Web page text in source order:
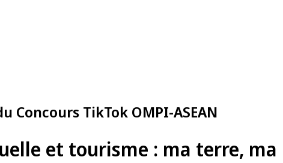
Concours TikTok OMPI-ASEAN
et tourisme : ma terre,